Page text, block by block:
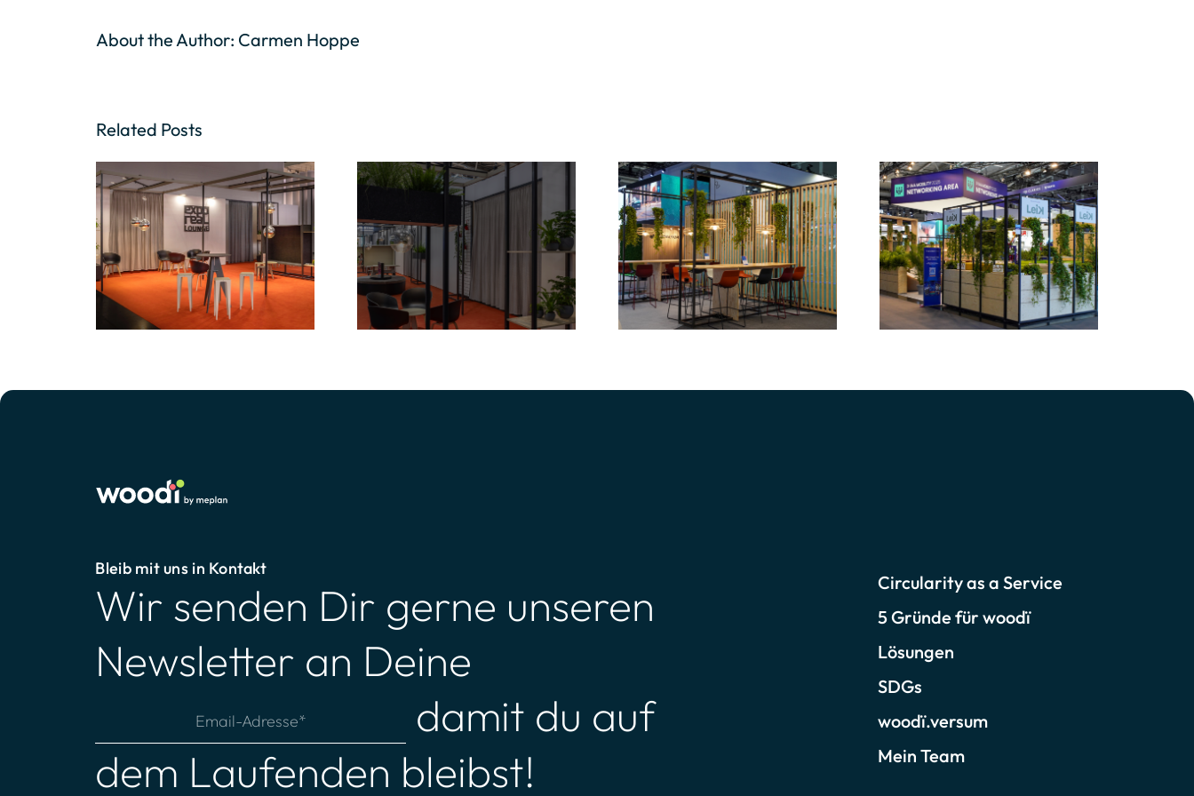
About the Author: Carmen Hoppe
Related Posts
Lounge /
exporeal 2025
2
Lounge / IAA
Mobility 2025
Lounge / IAA
Mobility 2025
2
Lounge /
exporeal 1
Bleib mit uns in Kontakt
Wir senden Dir gerne unseren
Newsletter an Deine
damit du auf
dem Laufenden bleibst!
Circularity as a Service
5 Gründe für woodï
Lösungen
SDGs
woodï.versum
Mein Team